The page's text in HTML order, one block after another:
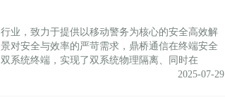
，致力于提供以移动警务为核心的安全高效解
对安全与效率的严苛需求，鼎桥通信在终端安全
系统终端，实现了双系统物理隔离、同时在
2025-07-29